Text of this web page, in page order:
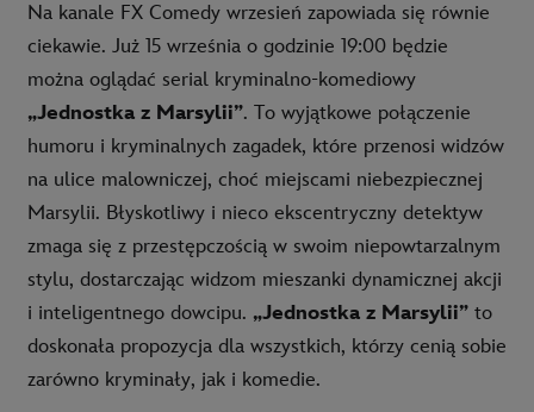
Na kanale FX Comedy wrzesień zapowiada się równie
ciekawie. Już 15 września o godzinie 19:00 będzie
można oglądać serial kryminalno-komediowy
„Jednostka z Marsylii”. To wyjątkowe połączenie
humoru i kryminalnych zagadek, które przenosi widzów
na ulice malowniczej, choć miejscami niebezpiecznej
Marsylii. Błyskotliwy i nieco ekscentryczny detektyw
zmaga się z przestępczością w swoim niepowtarzalnym
stylu, dostarczając widzom mieszanki dynamicznej akcji
i inteligentnego dowcipu. „Jednostka z Marsylii” to
doskonała propozycja dla wszystkich, którzy cenią sobie
zarówno kryminały, jak i komedie.